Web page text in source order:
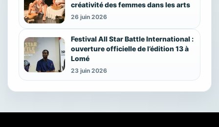
créativité des femmes dans les arts
26 juin 2026
Festival All Star Battle International :
ouverture officielle de l’édition 13 à
Lomé
23 juin 2026